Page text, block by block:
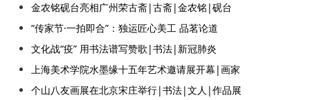
金农铭砚台亮相广州荣古斋|古斋|金农铭|砚台
“传家节·一拍即合”：独运匠心美工 品茗论道
文化战“疫” 用书法谱写赞歌|书法|新冠肺炎
上海美术学院水墨缘十五年艺术邀请展开幕|画家
个山八友画展在北京宋庄举行|书法|文人|作品展